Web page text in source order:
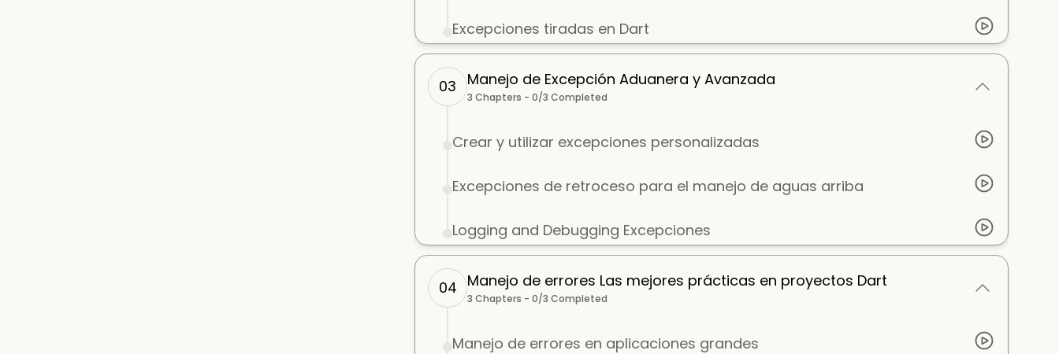
Excepciones tiradas en Dart
03 Manejo de Excepción Aduanera y Avanzada
3 Chapters - 0/3 Completed
Crear y utilizar excepciones personalizadas
Excepciones de retroceso para el manejo de aguas arriba
Logging and Debugging Excepciones
04 Manejo de errores Las mejores prácticas en proyectos Dart
3 Chapters - 0/3 Completed
Manejo de errores en aplicaciones grandes